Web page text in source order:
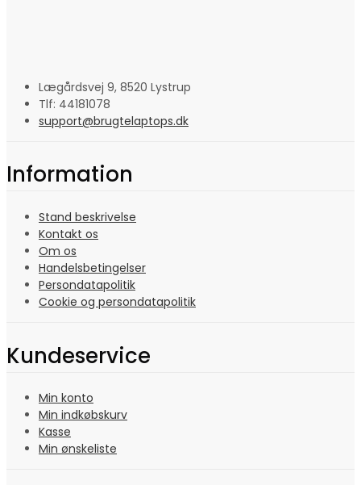
Lægårdsvej 9, 8520 Lystrup
Tlf: 44181078
support@brugtelaptops.dk
Information
Stand beskrivelse
Kontakt os
Om os
Handelsbetingelser
Persondatapolitik
Cookie og persondatapolitik
Kundeservice
Min konto
Min indkøbskurv
Kasse
Min ønskeliste